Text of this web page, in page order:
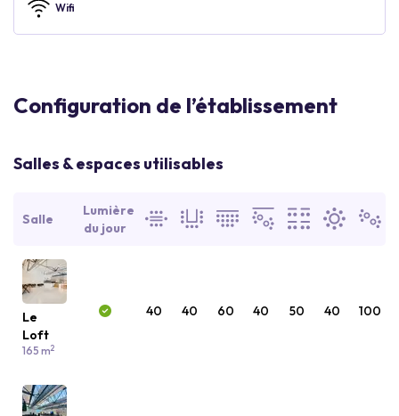
Wifi
Configuration de l’établissement
Salles & espaces utilisables
Salle
Lumière
du jour
Le
Loft
165 m2
40 40 60 40 50 40 100